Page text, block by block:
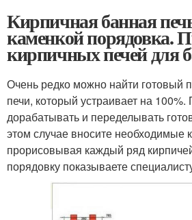
Кирпичная банная
каменкой порядовка.
кирпичных печей для
Очень редко можно найти готовый
печи, который устраивает на 100%.
дорабатывать и переделывать
этом случае вносите необходимые
прорисовывая каждый ряд
порядовку показываете